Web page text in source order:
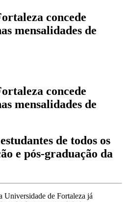
concede
mensalidades de
concede
mensalidades de
de todos os
e pós-graduação da